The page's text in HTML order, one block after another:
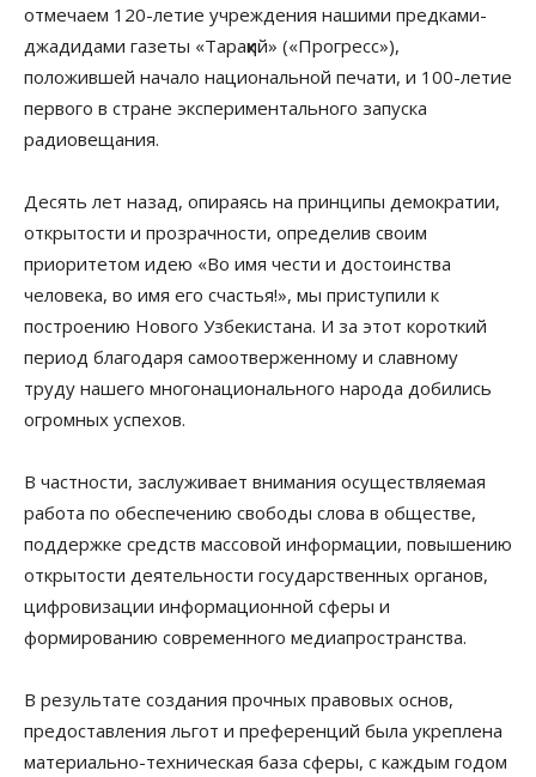
отмечаем 120-летие учреждения нашими предками-
джадидами газеты «Тараққий» («Прогресс»),
положившей начало национальной печати, и 100-летие
первого в стране экспериментального запуска
радиовещания.
Десять лет назад, опираясь на принципы демократии,
открытости и прозрачности, определив своим
приоритетом идею «Во имя чести и достоинства
человека, во имя его счастья!», мы приступили к
построению Нового Узбекистана. И за этот короткий
период благодаря самоотверженному и славному
труду нашего многонационального народа добились
огромных успехов.
В частности, заслуживает внимания осуществляемая
работа по обеспечению свободы слова в обществе,
поддержке средств массовой информации, повышению
открытости деятельности государственных органов,
цифровизации информационной сферы и
формированию современного медиапространства.
В результате создания прочных правовых основ,
предоставления льгот и преференций была укреплена
материально-техническая база сферы, с каждым годом